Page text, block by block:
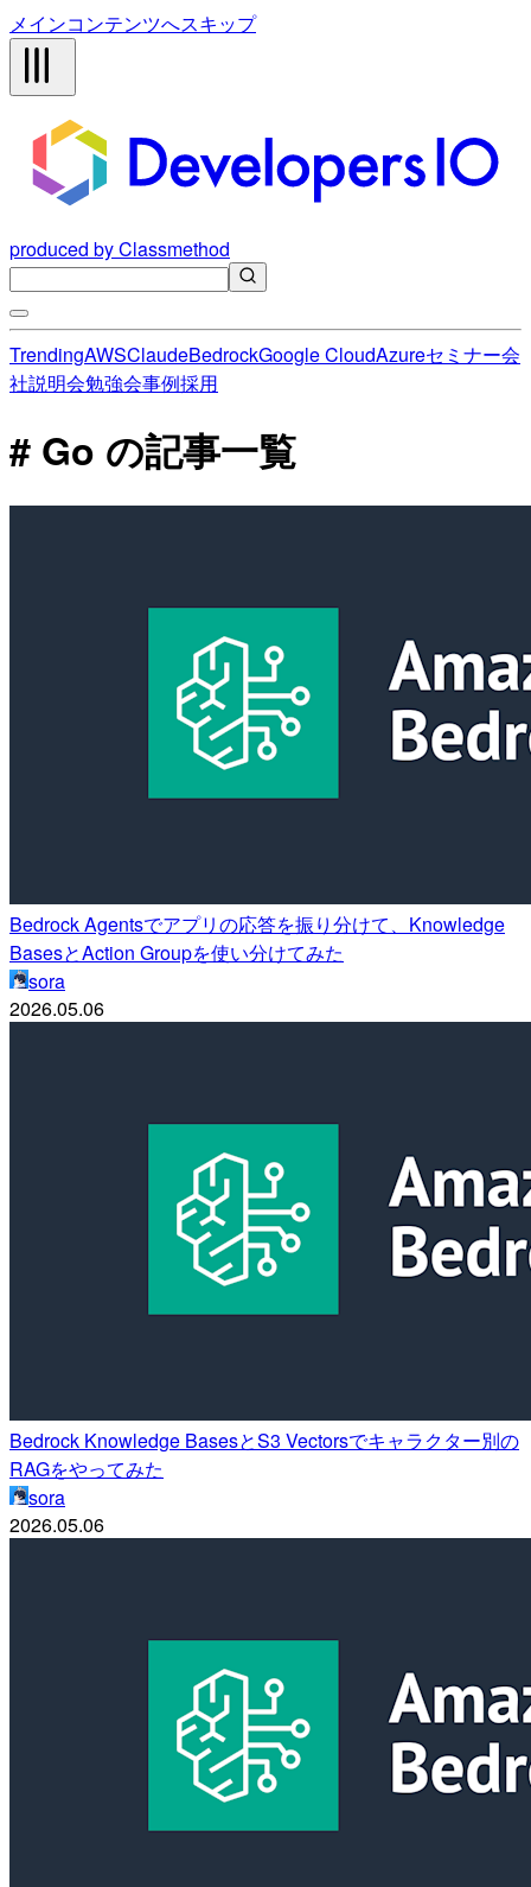
メインコンテンツへスキップ
produced by Classmethod
TrendingAWSClaudeBedrockGoogle CloudAzureセミナー会
社説明会勉強会事例採用
# Go の記事一覧
Bedrock Agentsでアプリの応答を振り分けて、Knowledge
BasesとAction Groupを使い分けてみた
sora
2026.05.06
Bedrock Knowledge BasesとS3 Vectorsでキャラクター別の
RAGをやってみた
sora
2026.05.06